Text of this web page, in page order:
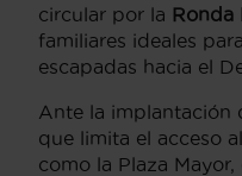
circular por la Ronda
familiares ideales
escapadas hacia el
Ante la implantación
que limita el acceso
como la Plaza